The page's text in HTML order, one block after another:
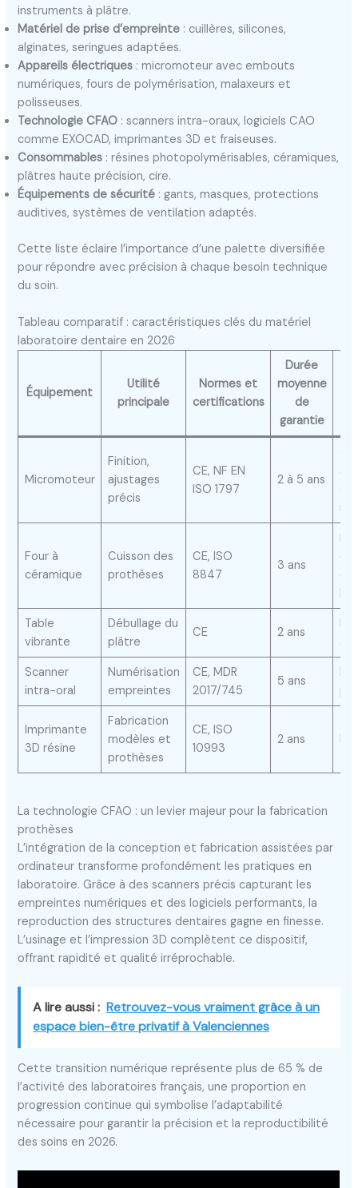
instruments à plâtre.
Matériel de prise d’empreinte : cuillères, silicones,
alginates, seringues adaptées.
Appareils électriques : micromoteur avec embouts
numériques, fours de polymérisation, malaxeurs et
polisseuses.
Technologie CFAO : scanners intra-oraux, logiciels CAO
comme EXOCAD, imprimantes 3D et fraiseuses.
Consommables : résines photopolymérisables, céramiques,
plâtres haute précision, cire.
Équipements de sécurité : gants, masques, protections
auditives, systèmes de ventilation adaptés.
Cette liste éclaire l’importance d’une palette diversifiée
pour répondre avec précision à chaque besoin technique
du soin.
Tableau comparatif : caractéristiques clés du matériel
laboratoire dentaire en 2026
Équipement
Utilité
principale
Normes et
certifications
Durée
moyenne
de
garantie
Micromoteur
Finition,
ajustages
précis
CE, NF EN
ISO 1797
2 à 5 ans
Four à
céramique
Cuisson des
prothèses
CE, ISO
8847
3 ans
Table
vibrante
Débullage du
plâtre
CE 2 ans
Scanner
intra-oral
Numérisation
empreintes
CE, MDR
2017/745
5 ans
Imprimante
3D résine
Fabrication
modèles et
prothèses
CE, ISO
10993
2 ans
La technologie CFAO : un levier majeur pour la fabrication
prothèses
L’intégration de la conception et fabrication assistées par
ordinateur transforme profondément les pratiques en
laboratoire. Grâce à des scanners précis capturant les
empreintes numériques et des logiciels performants, la
reproduction des structures dentaires gagne en finesse.
L’usinage et l’impression 3D complètent ce dispositif,
offrant rapidité et qualité irréprochable.
A lire aussi : Retrouvez-vous vraiment grâce à un
espace bien-être privatif à Valenciennes
Cette transition numérique représente plus de 65 % de
l’activité des laboratoires français, une proportion en
progression continue qui symbolise l’adaptabilité
nécessaire pour garantir la précision et la reproductibilité
des soins en 2026.